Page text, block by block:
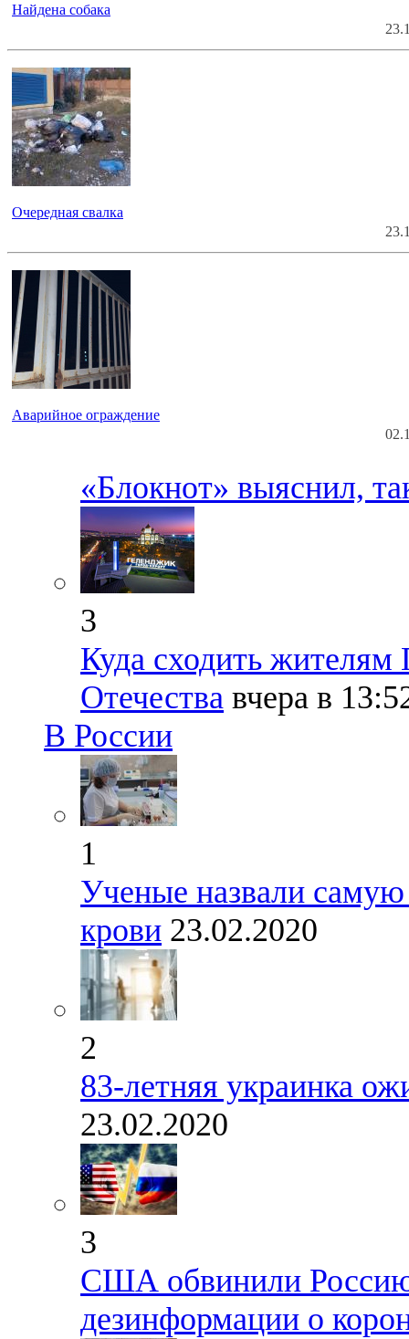
Найдена собака
Очередная свалка
Аварийное ограждение
«Блокнот» выяснил,
3
Куда сходить
Отечества вчера в
В России
1
Ученые назвали
крови 23.02.2020
2
83-летняя украинка
23.02.2020
3
США обвинили Россию
дезинформации о